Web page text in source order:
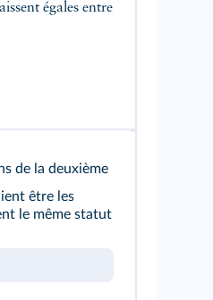
égales entre
de la deuxième
être les
le même statut